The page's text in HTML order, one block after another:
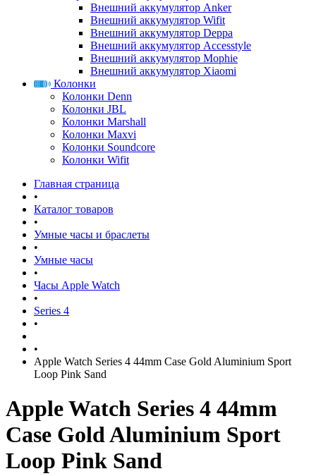
Внешний аккумулятор Anker
Внешний аккумулятор Wifit
Внешний аккумулятор Deppa
Внешний аккумулятор Accesstyle
Внешний аккумулятор Mophie
Внешний аккумулятор Xiaomi
Колонки
Колонки Denn
Колонки JBL
Колонки Marshall
Колонки Maxvi
Колонки Soundcore
Колонки Wifit
Главная страница
•
Каталог товаров
•
Умные часы и браслеты
•
Умные часы
•
Часы Apple Watch
•
Series 4
•
•
Apple Watch Series 4 44mm Case Gold Aluminium Sport
Loop Pink Sand
Apple Watch Series 4 44mm
Case Gold Aluminium Sport
Loop Pink Sand